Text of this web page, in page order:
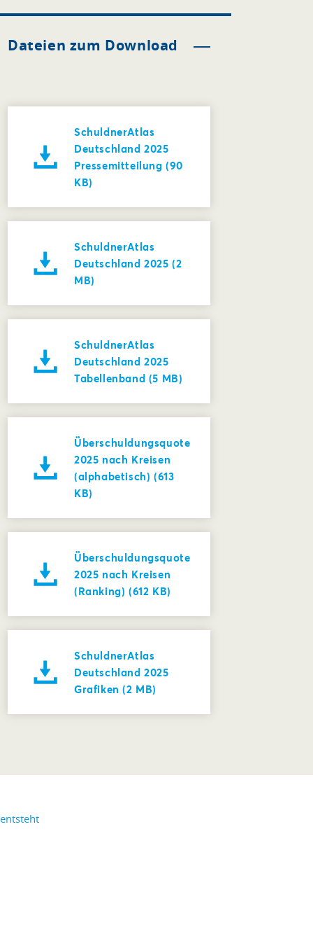
Dateien zum Download
SchuldnerAtlas
Deutschland 2025
Pressemitteilung (90
KB)
SchuldnerAtlas
Deutschland 2025 (2
MB)
SchuldnerAtlas
Deutschland 2025
Tabellenband (5 MB)
Überschuldungsquote
2025 nach Kreisen
(alphabetisch) (613
KB)
Überschuldungsquote
2025 nach Kreisen
(Ranking) (612 KB)
SchuldnerAtlas
Deutschland 2025
Grafiken (2 MB)